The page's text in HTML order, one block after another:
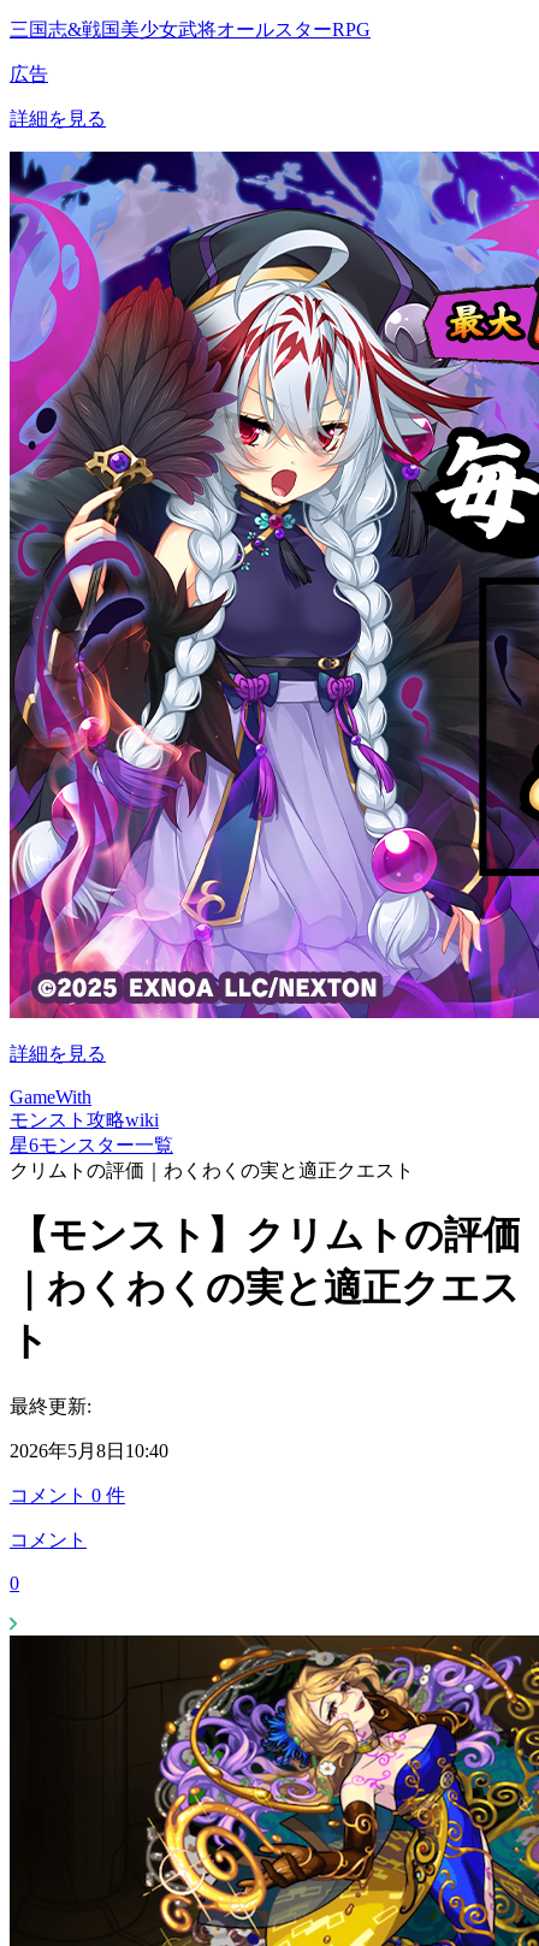
三国志&戦国美少女武将オールスターRPG
広告
詳細を見る
詳細を見る
GameWith
モンスト攻略wiki
星6モンスター一覧
クリムトの評価｜わくわくの実と適正クエスト
【モンスト】クリムトの評価
｜わくわくの実と適正クエス
ト
最終更新:
2026年5月8日10:40
コメント 0 件
コメント
0